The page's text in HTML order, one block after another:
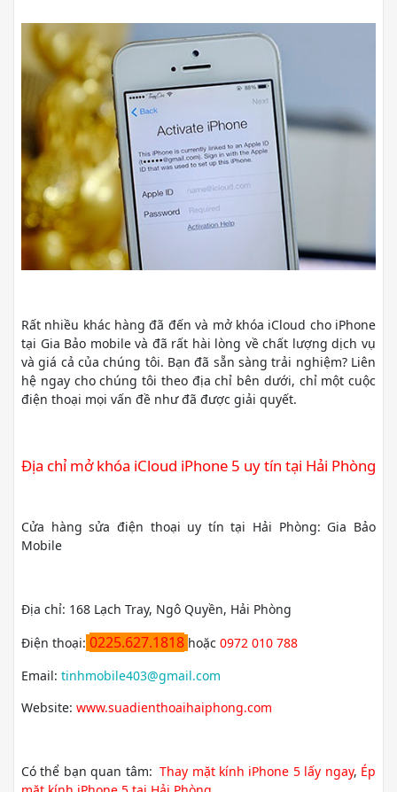
Rất nhiều khác hàng đã đến và mở khóa iCloud cho iPhone
tại Gia Bảo mobile và đã rất hài lòng về chất lượng dịch vụ
và giá cả của chúng tôi. Bạn đã sẵn sàng trải nghiệm? Liên
hệ ngay cho chúng tôi theo địa chỉ bên dưới, chỉ một cuộc
điện thoại mọi vấn đề như đã được giải quyết.
Địa chỉ mở khóa iCloud iPhone 5 uy tín tại Hải Phòng
Cửa hàng sửa điện thoại uy tín tại Hải Phòng: Gia Bảo
Mobile
Địa chỉ: 168 Lạch Tray, Ngô Quyền, Hải Phòng
Điện thoại: 0225.627.1818 hoặc 0972 010 788
Email: tinhmobile403@gmail.com
Website: www.suadienthoaihaiphong.com
Có thể bạn quan tâm:Thay mặt kính iPhone 5 lấy ngay, Ép